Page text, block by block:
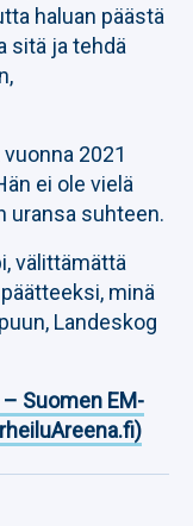
haluan päästä
sitä ja tehdä
2021
ei ole vielä
uransa suhteen.
välittämättä
minä
Landeskog
Suomen EM-